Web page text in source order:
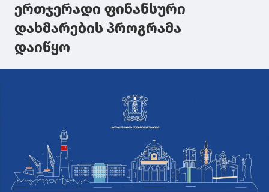
ერთჯერადი ფინანსური
დახმარების პროგრამა
დაიწყო